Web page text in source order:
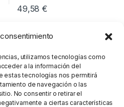
utilizamos tecnologías como
a la información del
estas tecnologías nos permitirá
de navegación o las
No consentir o retirar el
a ciertas características
49,58€